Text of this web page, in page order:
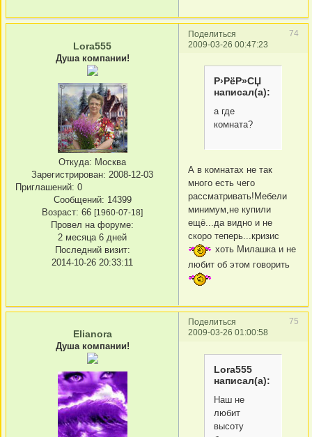
Поделиться
74
2009-03-26 00:47:23
Lora555
Душа компании!
Откуда: Москва
Зарегистрирован: 2008-12-03
Приглашений: 0
Сообщений: 14399
Возраст: 66 [1960-07-18]
Провел на форуме:
2 месяца 6 дней
Последний визит:
2014-10-26 20:33:11
Р›РёР»СЏ
написал(а):
а где
комната?
А в комнатах не так
много есть чего
рассматривать!Мебели
минимум,не купили
ещё...да видно и не
скоро теперь...кризис
хоть Милашка и не
любит об этом говорить
Поделиться
75
2009-03-26 01:00:58
Elianora
Душа компании!
Lora555
написал(а):
Наш не
любит
высоту